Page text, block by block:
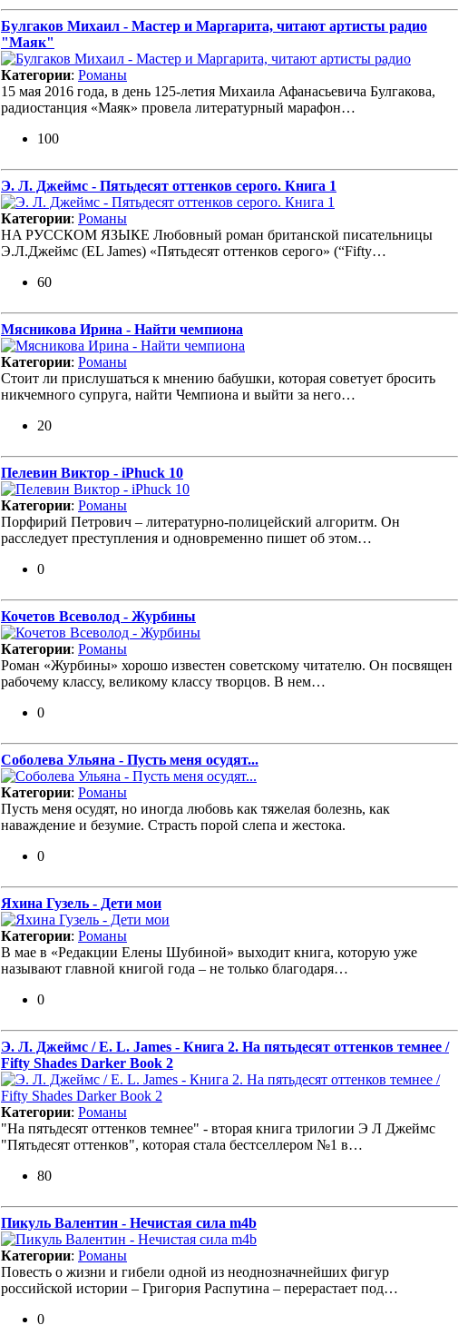
Булгаков Михаил - Мастер и Маргарита, читают артисты радио
"Маяк"
Категории: Романы
15 мая 2016 года, в день 125-летия Михаила Афанасьевича Булгакова,
радиостанция «Маяк» провела литературный марафон…
100
Э. Л. Джеймс - Пятьдесят оттенков серого. Книга 1
Категории: Романы
НA РУССКОМ ЯЗЫКЕ Любовный роман британской писательницы
Э.Л.Джеймс (EL James) «Пятьдесят оттенков серого» (“Fifty…
60
Мясникова Ирина - Найти чемпиона
Категории: Романы
Стоит ли прислушаться к мнению бабушки, которая советует бросить
никчемного супруга, найти Чемпиона и выйти за него…
20
Пелевин Виктор - iPhuck 10
Категории: Романы
Порфирий Петрович – литературно-полицейский алгоритм. Он
расследует преступления и одновременно пишет об этом…
0
Кочетов Всеволод - Журбины
Категории: Романы
Роман «Журбины» хорошо известен советскому читателю. Он посвящен
рабочему классу, великому классу творцов. В нем…
0
Соболева Ульяна - Пусть меня осудят...
Категории: Романы
Пусть меня осудят, но иногда любовь как тяжелая болезнь, как
наваждение и безумие. Страсть порой слепа и жестока.
0
Яхина Гузель - Дети мои
Категории: Романы
В мае в «Редакции Елены Шубиной» выходит книга, которую уже
называют главной книгой года – не только благодаря…
0
Э. Л. Джеймс / E. L. James - Книга 2. На пятьдесят оттенков темнее /
Fifty Shades Darker Book 2
Категории: Романы
"На пятьдесят оттенков темнее" - вторая книга трилогии Э Л Джеймс
"Пятьдесят оттенков", которая стала бестселлером №1 в…
80
Пикуль Валентин - Нечистая сила m4b
Категории: Романы
Повесть о жизни и гибели одной из неоднозначнейших фигур
российской истории – Григория Распутина – перерастает под…
0